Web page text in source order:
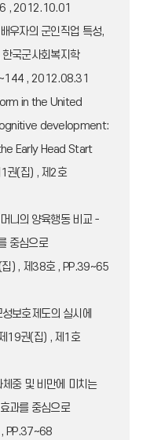
, 2012.10.01
우자의 군인직업 특성,
국군사회복지학
, 2012.08.31
in the United
development:
Early Head Start
권(집) , 제2호
니의 양육행동 비교－
중심으로
집) , 제38호 , PP.39~65
보호제도의 실시에
19권(집) , 제1호
중 및 비만에 미치는
과를 중심으로
, PP.37~68